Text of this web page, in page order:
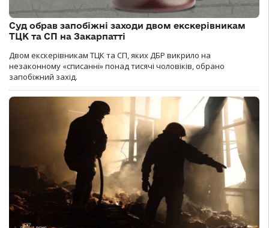
Суд обрав запобіжні заходи двом екскерівникам
ТЦК та СП на Закарпатті
Двом екскерівникам ТЦК та СП, яких ДБР викрило на
незаконному «списанні» понад тисячі чоловіків, обрано
запобіжний захід.